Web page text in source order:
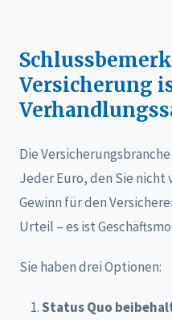
Versicherung
Die
Jeder Euro, den Sie nicht
Gewinn für den
Urteil – es ist
Sie haben drei Optionen:
Status Quo